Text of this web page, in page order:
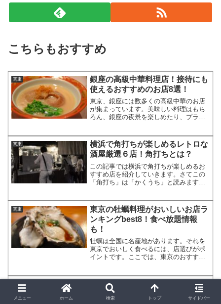
こちらもおすすめ
関東
銀座の高級中華料理店！接待にも
使えるおすすめのお店8選！
東京、銀座には数多くの高級中華のお店
が集まっています。美味しい料理はもち
ろん、銀座の夜景を楽しめたり、プライ
回は、銀座でおすすめの、接待にも使え
る高級中華料理店を厳選し...
関東
横浜で角打ちが楽しめるレトロな
酒屋厳選６店！角打ちとは？
この記事では横浜で角打ちが楽しめるお
すすめ店を紹介していきます。さてこの
「角打ち」は「かくうち」と読みますが
れてもらったお酒をその場で飲んだ事に
はじまるのだとか。その際...
関東
東京の牡蠣料理がおいしいお店ラ
ンキングbest8！食べ放題情報
も！
牡蠣は全国に名産地があります。それを
東京でおいしく食べるには、店選びがポ
イントです。ここでは、東京のおすすめ
べ放題情報などもまとめていますので、
牡蠣料理店選びの参考にして...
関東
大人の街 代々木上原 おしゃれな
カフェ8選！おすすめランチやか
メニュー ホーム 検索 トップ サイドバー